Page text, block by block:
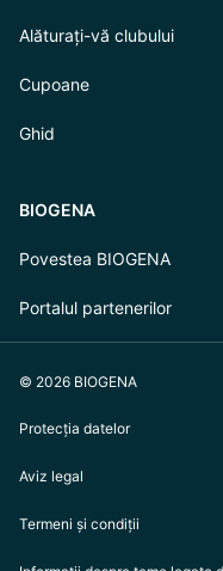
Alăturați-vă clubului
Cupoane
Ghid
BIOGENA
Povestea BIOGENA
Portalul partenerilor
© 2026 BIOGENA
Protecția datelor
Aviz legal
Termeni și condiții